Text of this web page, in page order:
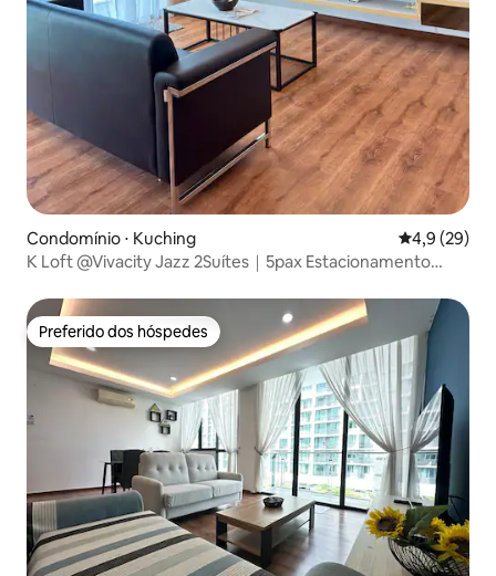
Condomínio ⋅ Kuching 4,9 de uma
4,9 (29)
K Loft @Vivacity Jazz 2Suítes｜5pax Estacionamento
Preferido dos hóspedes
Preferido dos hóspedes